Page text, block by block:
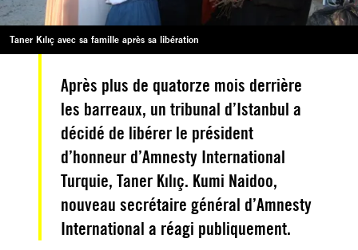
Taner Kılıç avec sa famille après sa libération
Après plus de quatorze mois derrière
les barreaux, un tribunal d’Istanbul a
décidé de libérer le président
d’honneur d’Amnesty International
Turquie, Taner Kılıç. Kumi Naidoo,
nouveau secrétaire général d’Amnesty
International a réagi publiquement.